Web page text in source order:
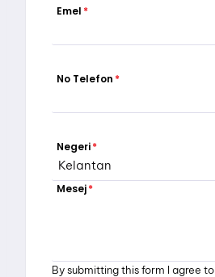
Emel *
No Telefon *
Negeri*
Mesej*
By submitting this form I agree to